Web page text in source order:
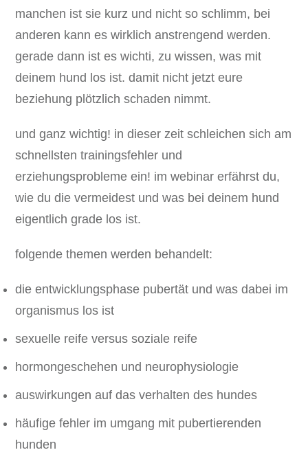
manchen ist sie kurz und nicht so schlimm, bei
anderen kann es wirklich anstrengend werden.
gerade dann ist es wichti, zu wissen, was mit
deinem hund los ist. damit nicht jetzt eure
beziehung plötzlich schaden nimmt.
und ganz wichtig! in dieser zeit schleichen sich am
schnellsten trainingsfehler und
erziehungsprobleme ein! im webinar erfährst du,
wie du die vermeidest und was bei deinem hund
eigentlich grade los ist.
folgende themen werden behandelt:
die entwicklungsphase pubertät und was dabei im
organismus los ist
sexuelle reife versus soziale reife
hormongeschehen und neurophysiologie
auswirkungen auf das verhalten des hundes
häufige fehler im umgang mit pubertierenden
hunden